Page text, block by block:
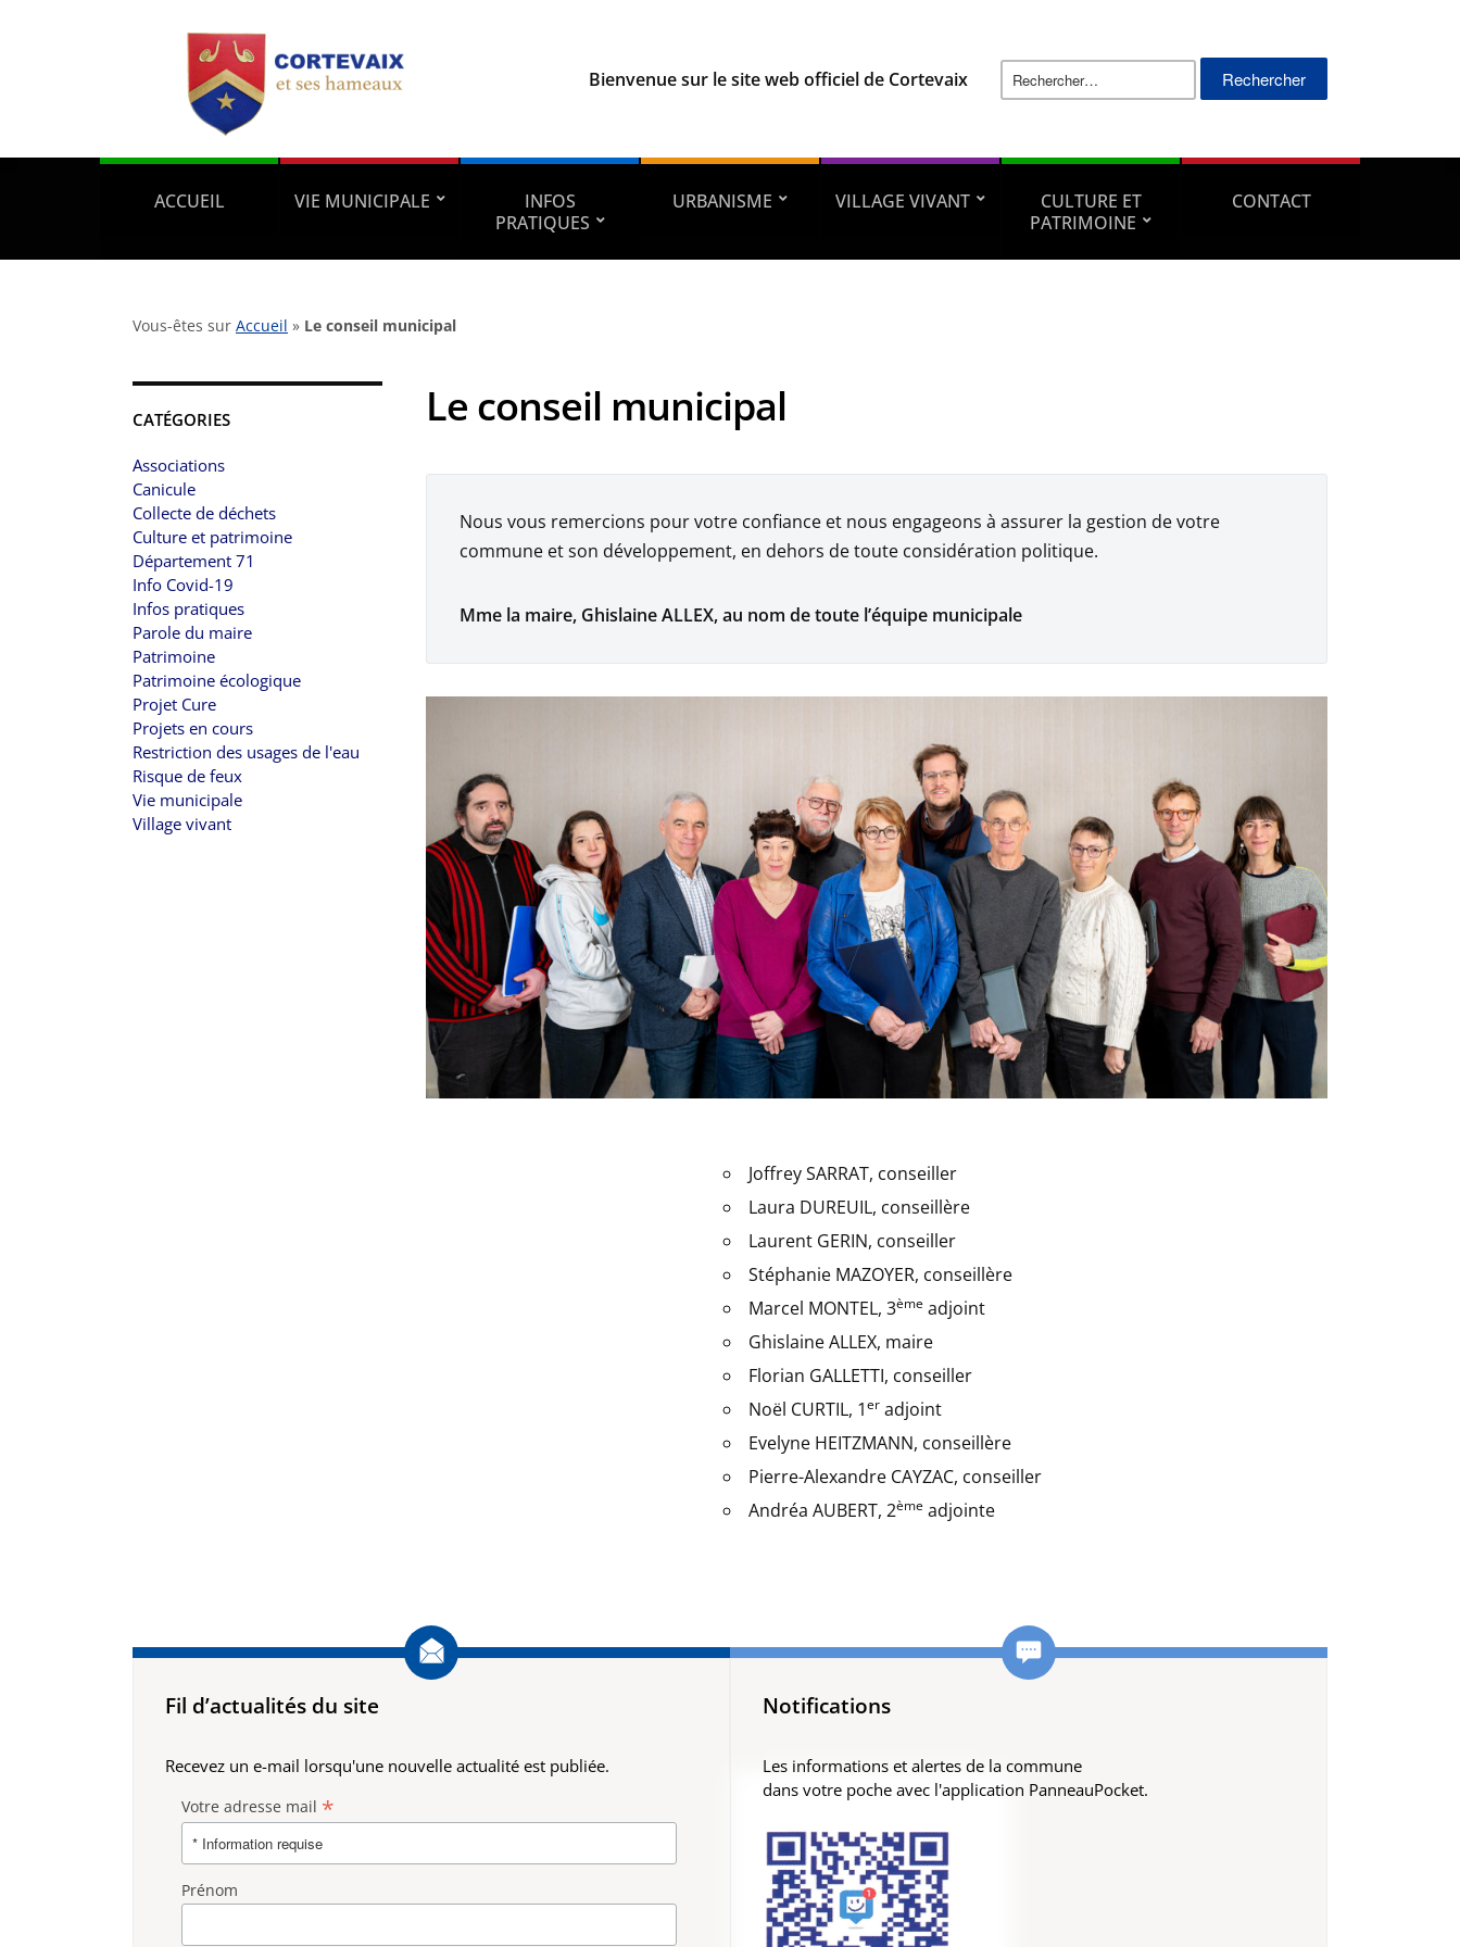
Bienvenue sur le site web officiel de Cortevaix
Rechercher :
ACCUEIL VIE MUNICIPALE
INFOS
PRATIQUES
URBANISME VILLAGE VIVANT
CULTURE ET
PATRIMOINE
CONTACT
Vous-êtes sur Accueil » Le conseil municipal
CATÉGORIES
Associations
Canicule
Collecte de déchets
Culture et patrimoine
Département 71
Info Covid-19
Infos pratiques
Parole du maire
Patrimoine
Patrimoine écologique
Projet Cure
Projets en cours
Restriction des usages de l'eau
Risque de feux
Vie municipale
Village vivant
Le conseil municipal
Nous vous remercions pour votre confiance et nous engageons à assurer la gestion de votre
commune et son développement, en dehors de toute considération politique.
Mme la maire, Ghislaine ALLEX, au nom de toute l’équipe municipale
Joffrey SARRAT, conseiller
Laura DUREUIL, conseillère
Laurent GERIN, conseiller
Stéphanie MAZOYER, conseillère
Marcel MONTEL, 3ème adjoint
Ghislaine ALLEX, maire
Florian GALLETTI, conseiller
Noël CURTIL, 1eradjoint
Evelyne HEITZMANN, conseillère
Pierre-Alexandre CAYZAC, conseiller
Andréa AUBERT, 2ème adjointe
Fil d’actualités du site
Recevez un e-mail lorsqu'une nouvelle actualité est publiée.
Votre adresse mail *
Prénom
Notifications
Les informations et alertes de la commune
dans votre poche avec l'application PanneauPocket.